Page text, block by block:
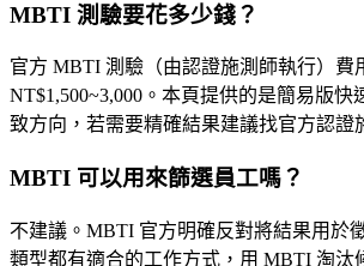
MBTI 測驗要花多少錢？
官方 MBTI 測驗（由認證施測師執行）費
NT$1,500~3,000。本頁提供的是簡易版快
致方向，若需要精確結果建議找官方認證
MBTI 可以用來篩選員工嗎？
不建議。MBTI 官方明確反對將結果用於
類型都有適合的工作方式，用 MBTI 淘汰